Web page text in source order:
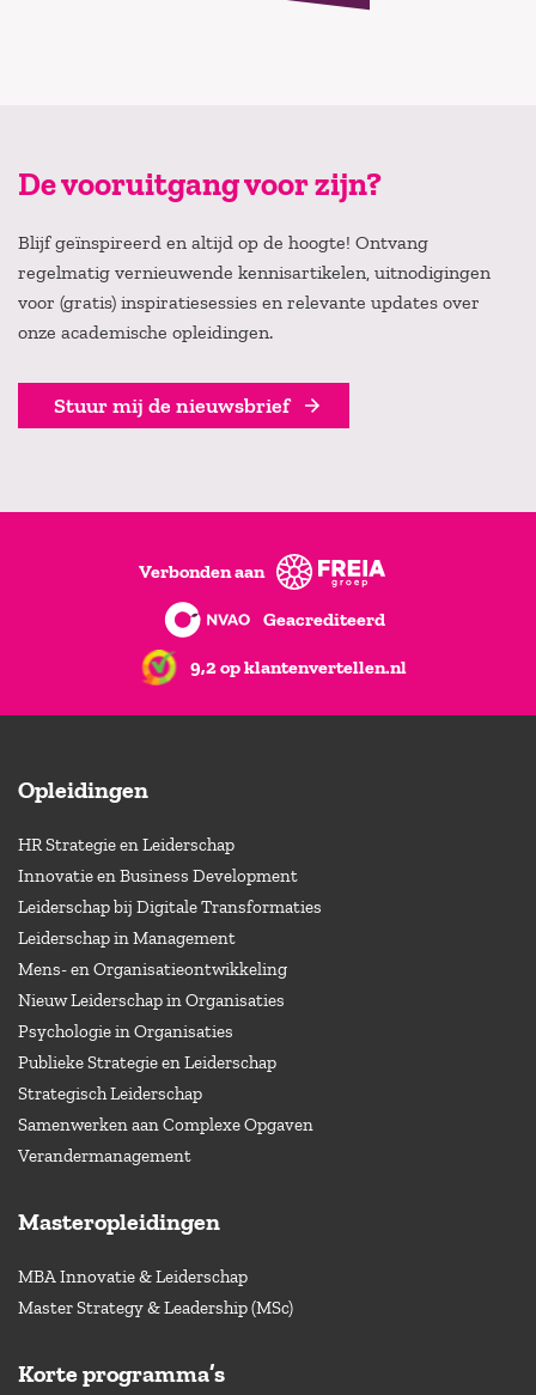
De vooruitgang voor zijn?
Blijf geïnspireerd en altijd op de hoogte! Ontvang
regelmatig vernieuwende kennisartikelen, uitnodigingen
voor (gratis) inspiratiesessies en relevante updates over
onze academische opleidingen.
Stuur mij de nieuwsbrief
Verbonden aan
Geacrediteerd
9,2 op klantenvertellen.nl
Opleidingen
HR Strategie en Leiderschap
Innovatie en Business Development
Leiderschap bij Digitale Transformaties
Leiderschap in Management
Mens- en Organisatieontwikkeling
Nieuw Leiderschap in Organisaties
Psychologie in Organisaties
Publieke Strategie en Leiderschap
Strategisch Leiderschap
Samenwerken aan Complexe Opgaven
Verandermanagement
Masteropleidingen
MBA Innovatie & Leiderschap
Master Strategy & Leadership (MSc)
Korte programma’s